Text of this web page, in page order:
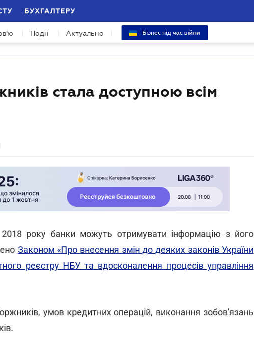
БУХГАЛТЕРУ
Події Актуально Бізнес під час війни
стала доступною всім
року банки можуть отримувати інформацію з його
Законом «Про внесення змін до деяких законів України
реєстру НБУ та вдосконалення процесів управління
умов кредитних операцій, виконання зобов'язань